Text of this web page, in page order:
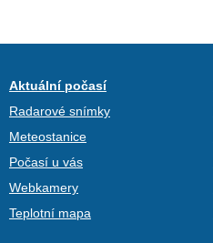
Aktuální počasí
Radarové snímky
Meteostanice
Počasí u vás
Webkamery
Teplotní mapa